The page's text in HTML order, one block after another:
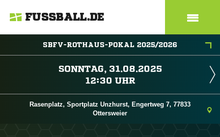
FUSSBALL.DE
SBFV-ROTHAUS-POKAL 2025/2026
 
 
Rasenplatz, Sportplatz Unzhurst, Engertweg 7, 77833
Ottersweier